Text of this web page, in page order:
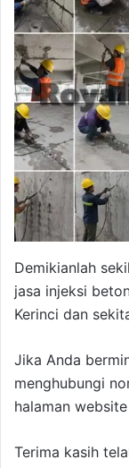
Demikianlah
jasa injeksi
Kerinci dan
Jika Anda
menghubungi
halaman
Terima kasih